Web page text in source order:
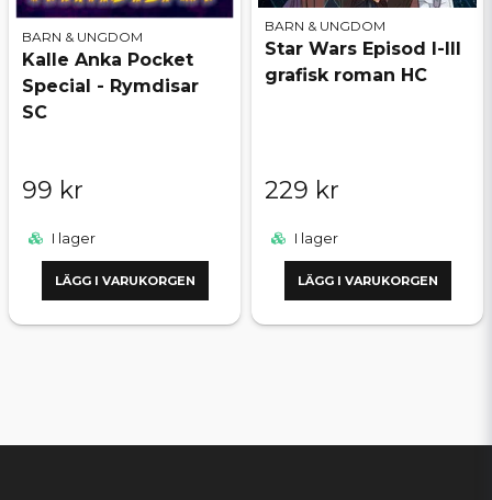
BARN & UNGDOM
Kalle Anka Pocket
Special - Rymdisar
SC
99 kr
I lager
LÄGG I VARUKORGEN
BARN & UNGDOM
Star Wars Episod I-III
grafisk roman HC
229 kr
I lager
LÄGG I VARUKORGEN